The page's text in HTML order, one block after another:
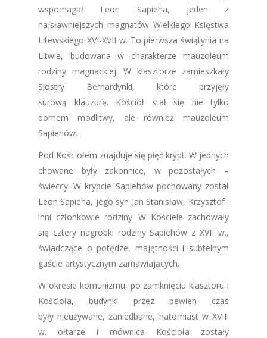
wspomagał Leon Sapieha, jeden z
najsławniejszych magnatów Wielkiego Księstwa
Litewskiego XVI-XVII w. To pierwsza świątynia na
Litwie, budowana w charakterze mauzoleum
rodziny magnackiej. W klasztorze zamieszkały
Siostry Bernardynki, które przyjęły
surową klauzurę. Kościół stał się nie tylko
domem modlitwy, ale również mauzoleum
Sapiehów.
Pod Kościołem znajduje się pięć krypt. W jednych
chowane były zakonnice, w pozostałych –
świeccy. W krypcie Sapiehów pochowany został
Leon Sapieha, jego syn Jan Stanisław, Krzysztof i
inni członkowie rodziny. W Kościele zachowały
się cztery nagrobki rodziny Sapiehów z XVII w.,
świadczące o potędze, majętności i subtelnym
guście artystycznym zamawiających.
W okresie komunizmu, po zamknięciu klasztoru i
Kościoła, budynki przez pewien czas
były nieużywane, zaniedbane, natomiast w XVIII
w. ołtarze i mównica Kościoła zostały